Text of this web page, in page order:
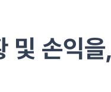
및 손익을,